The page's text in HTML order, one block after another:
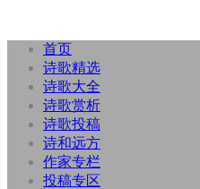
首页
诗歌精选
诗歌大全
诗歌赏析
诗歌投稿
诗和远方
作家专栏
投稿专区